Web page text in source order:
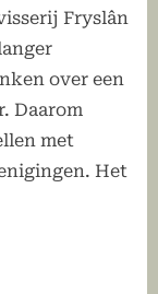
Fryslân
over een
Daarom
met
Het